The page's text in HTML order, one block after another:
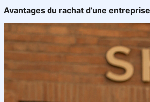
Avantages du rachat d’une